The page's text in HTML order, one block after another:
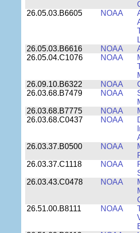
26.05.03.B6605
NOAA
26.05.03.B6616
NOAA
26.05.04.C1076
NOAA
26.09.10.B6322
NOAA
26.03.68.B7479
NOAA
26.03.68.B7775
NOAA
26.03.68.C0437
NOAA
26.03.37.B0500
NOAA
26.03.37.C1118
NOAA
26.03.43.C0478
NOAA
26.51.00.B8111
NOAA